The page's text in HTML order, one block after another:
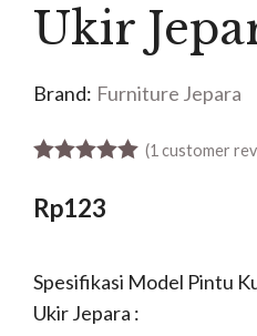
Ukir
Brand: Furniture Jepara
(1 customer
Rp123
Spesifikasi Model Pintu
Ukir Jepara :